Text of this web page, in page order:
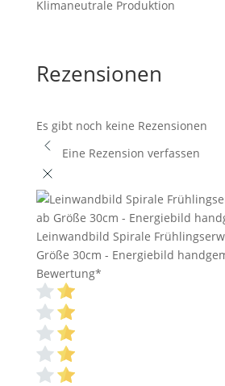
Klimaneutrale Produktion
Rezensionen
Es gibt noch keine Rezensionen
Eine Rezension verfassen
Leinwandbild Spirale
Größe 30cm - Energiebild
Bewertung*